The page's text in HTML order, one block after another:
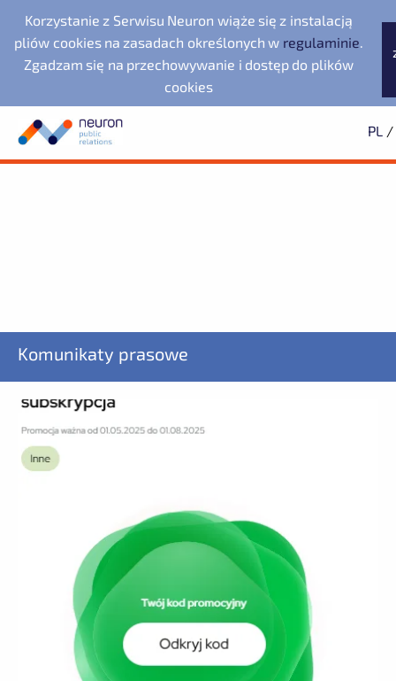
Korzystanie z Serwisu Neuron wiąże się z instalacją
pliów cookies na zasadach określonych w regulaminie.
Zgadzam się na przechowywanie i dostęp do plików
cookies
PL /
Biuro prasowe
Neuron Agencja Public
Evernex Polska
Komunikaty prasowe